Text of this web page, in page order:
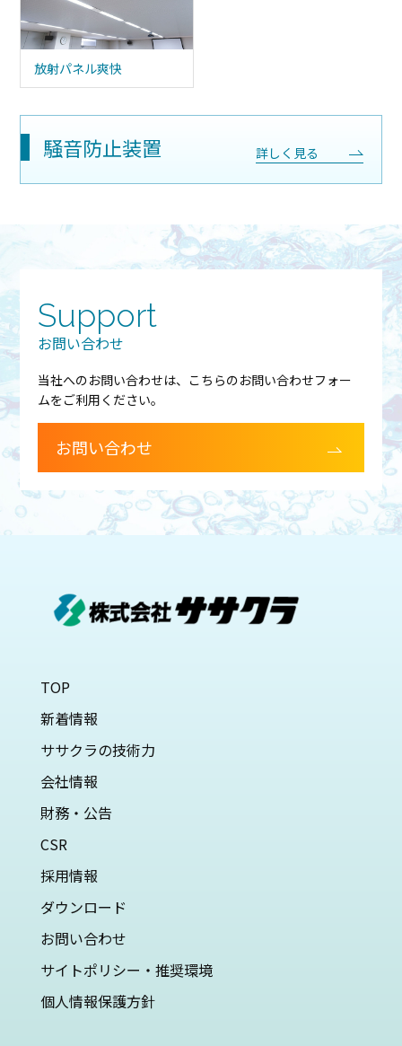
放射パネル爽快
騒音防止装置 詳しく見る
Support
お問い合わせ
当社へのお問い合わせは、こちらのお問い合わせフォー
ムをご利用ください。
お問い合わせ
TOP
新着情報
ササクラの技術力
会社情報
財務・公告
CSR
採用情報
ダウンロード
お問い合わせ
サイトポリシー・推奨環境
個人情報保護方針